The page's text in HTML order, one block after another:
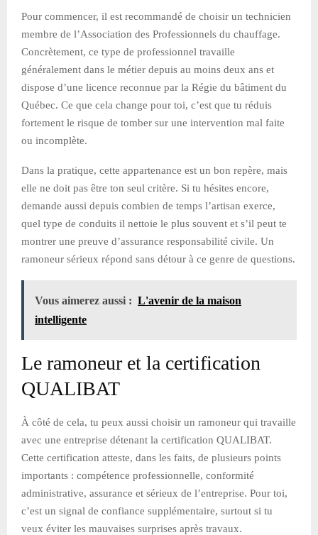
Pour commencer, il est recommandé de choisir un technicien
membre de l’Association des Professionnels du chauffage.
Concrètement, ce type de professionnel travaille
généralement dans le métier depuis au moins deux ans et
dispose d’une licence reconnue par la Régie du bâtiment du
Québec. Ce que cela change pour toi, c’est que tu réduis
fortement le risque de tomber sur une intervention mal faite
ou incomplète.
Dans la pratique, cette appartenance est un bon repère, mais
elle ne doit pas être ton seul critère. Si tu hésites encore,
demande aussi depuis combien de temps l’artisan exerce,
quel type de conduits il nettoie le plus souvent et s’il peut te
montrer une preuve d’assurance responsabilité civile. Un
ramoneur sérieux répond sans détour à ce genre de questions.
Vous aimerez aussi : L'avenir de la maison
intelligente
Le ramoneur et la certification
QUALIBAT
À côté de cela, tu peux aussi choisir un ramoneur qui travaille
avec une entreprise détenant la certification QUALIBAT.
Cette certification atteste, dans les faits, de plusieurs points
importants : compétence professionnelle, conformité
administrative, assurance et sérieux de l’entreprise. Pour toi,
c’est un signal de confiance supplémentaire, surtout si tu
veux éviter les mauvaises surprises après travaux.